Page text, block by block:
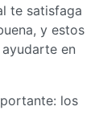
te satisfaga
y estos
en
los